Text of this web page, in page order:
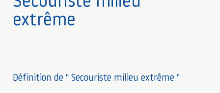
extrême
Définition de " Secouriste milieu extrême "